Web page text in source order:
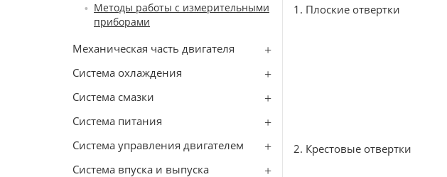
Методы работы с измерительными
приборами
Механическая часть двигателя
Система охлаждения
Система смазки
Система питания
Система управления двигателем
Система впуска и выпуска
1. Плоские отвертки
2. Крестовые отвертки